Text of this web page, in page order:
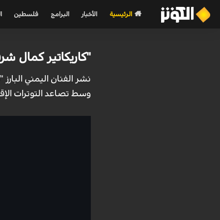
الرئيسية الأخبار البرامج فلسطين
"كاريكاتير كمال
نشر الفنان اليمني
وسط تصاعد التوترات